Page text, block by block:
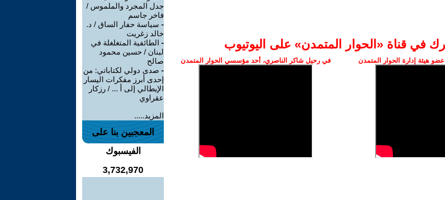
في قناة ‫«الحوار المتمدن» على اليوتيوب
هيئة إدارة الحوار المتمدن في رحيل شاكر الناصري، أحد مؤسسي الحوار المتمدن
جدل المجرد والملموس /
فاخر جاسم
- سياسة حفار الساق / د.
خالد زغريت
- الطائفية المتغلغلة في
لبنان / حسين محمود
صالح
- صدى دولي لكتاباتي: من
إحدى أبرز مفكرات اليسار
الإيطالي إلى أ ... / رزكار
عقراوي
المزيد.....
المعجبين بنا على
الفيسبوك
3,732,970